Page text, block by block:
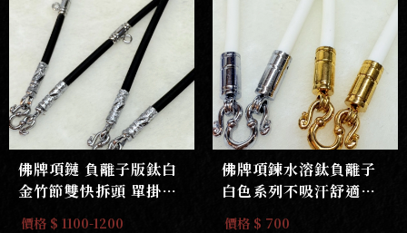
佛牌項鏈 負離子版鈦白
金竹節雙快拆頭 單掛
or前三掛
價格 $ 1100-1200
佛牌項鍊水溶鈦負離子
白色系列不吸汗舒適耐
戴不發黃
價格 $ 700